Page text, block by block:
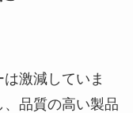
激減していま
品質の高い製品